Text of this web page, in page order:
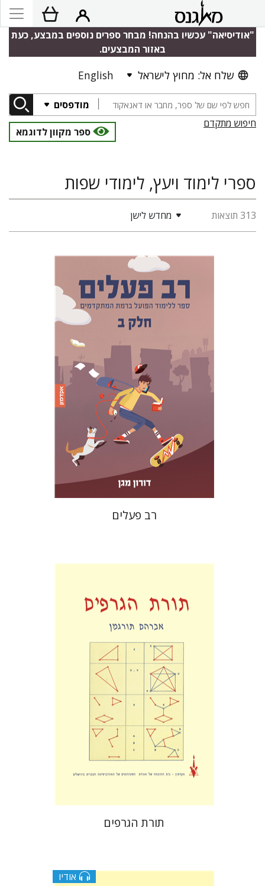
"אודיסיאה" עכשיו בהנחה! מבחר ספרים נוספים במבצע, כעת
באזור המבצעים.
שלח אל: מחוץ לישראל English
מודפסים
חיפוש מתקדם
ספר מקוון לדוגמא
ספרי לימוד ויעץ, לימודי שפות
313 תוצאות מחדש לישן
דורון מגן
הנחת אתר ספר מודפס
$25
רב פעלים
הנחת אתר ספר מודפס
תורת הגרפים
אודיו